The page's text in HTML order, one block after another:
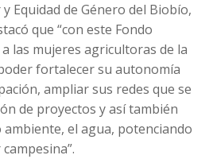
Equidad de Género del Biobío,
que “con este Fondo
las mujeres agricultoras de la
fortalecer su autonomía
ampliar sus redes que se
de proyectos y así también
el agua, potenciando